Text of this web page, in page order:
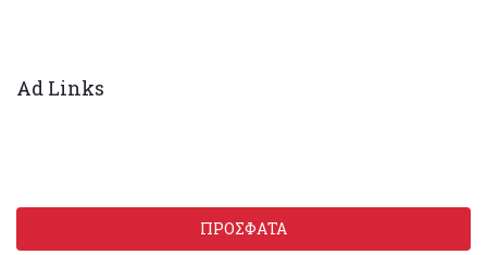
Ad Links
ΠΡΟΣΦΑΤΑ